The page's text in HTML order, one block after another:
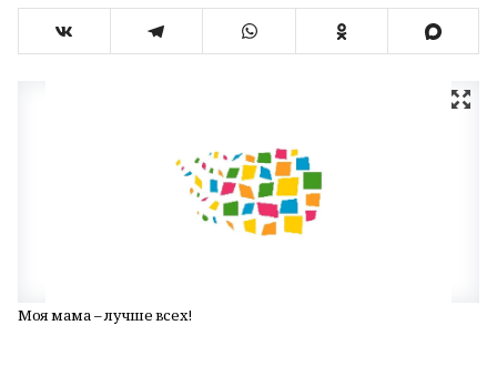
Моя мама – лучше всех!